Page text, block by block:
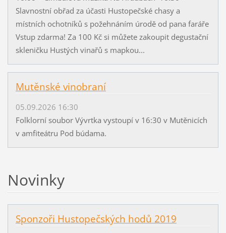
Slavnostní obřad za účasti Hustopečské chasy a
místních ochotníků s požehnáním úrodě od pana faráře
Vstup zdarma! Za 100 Kč si můžete zakoupit degustační
skleničku Hustých vinařů s mapkou...
Mutěnské vinobraní
05.09.2026 16:30
Folklorní soubor Vývrtka vystoupí v 16:30 v Mutěnicích
v amfiteátru Pod búdama.
Novinky
Sponzoři Hustopečských hodů 2019